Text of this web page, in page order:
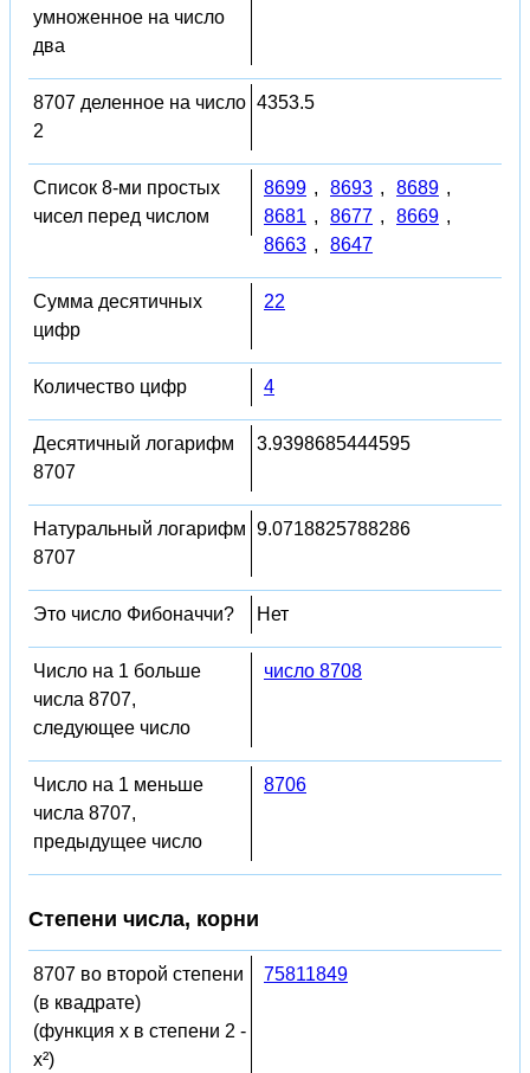
умноженное на число
два
8707 деленное на число
2
4353.5
Список 8-ми простых
чисел перед числом
8699 , 8693 , 8689 ,
8681 , 8677 , 8669 ,
8663 , 8647
Сумма десятичных
цифр
22
Количество цифр 4
Десятичный логарифм
8707
3.9398685444595
Натуральный логарифм
8707
9.0718825788286
Это число Фибоначчи? Нет
Число на 1 больше
числа 8707,
следующее число
число 8708
Число на 1 меньше
числа 8707,
предыдущее число
8706
Степени числа, корни
8707 во второй степени
(в квадрате)
(функция x в степени 2 -
x²)
75811849